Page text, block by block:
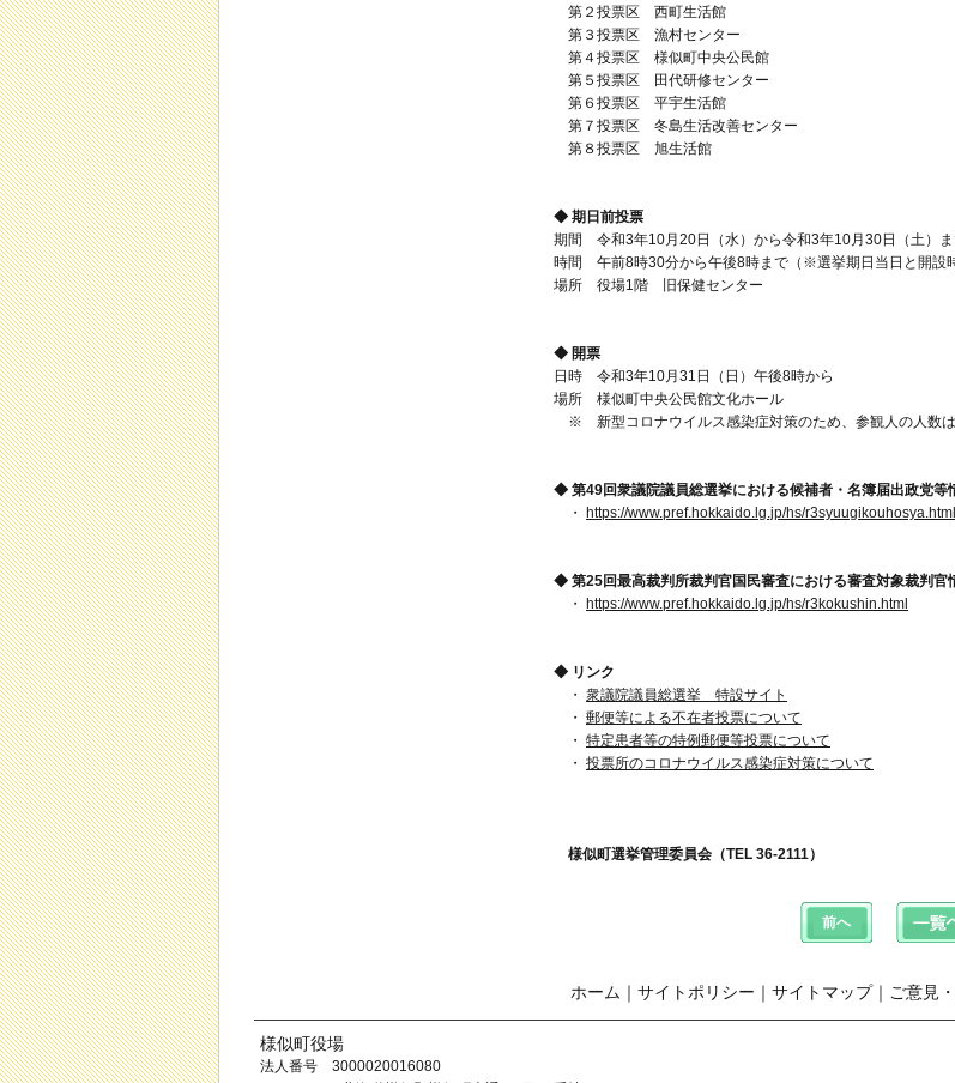
第２投票区 西町生活館
第３投票区 漁村センター
第４投票区 様似町中央公民館
第５投票区 田代研修センター
第６投票区 平宇生活館
第７投票区 冬島生活改善センター
第８投票区 旭生活館
◆ 期日前投票
期間 令和3年10月20日（水）から令和3年10月30日（土）
時間 午前8時30分から午後8時まで（※選挙期日当日と開設
場所 役場1階 旧保健センター
◆ 開票
日時 令和3年10月31日（日）午後8時から
場所 様似町中央公民館文化ホール
※ 新型コロナウイルス感染症対策のため、参観人の人数は
◆ 第49回衆議院議員総選挙における候補者・名簿届出政党等
・
https://www.pref.hokkaido.lg.jp/hs/r3syuugikouhosya.html
◆ 第25回最高裁判所裁判官国民審査における審査対象裁判官
・
https://www.pref.hokkaido.lg.jp/hs/r3kokushin.html
◆ リンク
・ 衆議院議員総選挙 特設サイト
・ 郵便等による不在者投票について
・ 特定患者等の特例郵便等投票について
・ 投票所のコロナウイルス感染症対策について
様似町選挙管理委員会（TEL 36-2111）
ホーム ｜ サイトポリシー ｜ サイトマップ｜ ご意見
様似町役場
法人番号 3000020016080